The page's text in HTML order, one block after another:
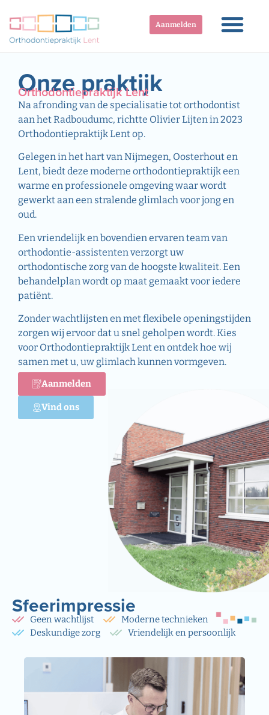
Aanmelden
Onze praktijk
Orthodontiepraktijk Lent
Na afronding van de specialisatie tot orthodontist
aan het Radboudumc, richtte Olivier Lijten in 2023
Orthodontiepraktijk Lent op.
Gelegen in het hart van Nijmegen, Oosterhout en
Lent, biedt deze moderne orthodontiepraktijk een
warme en professionele omgeving waar wordt
gewerkt aan een stralende glimlach voor jong en
oud.
Een vriendelijk en bovendien ervaren team van
orthodontie-assistenten verzorgt uw
orthodontische zorg van de hoogste kwaliteit. Een
behandelplan wordt op maat gemaakt voor iedere
patiënt.
Zonder wachtlijsten en met flexibele openingstijden
zorgen wij ervoor dat u snel geholpen wordt. Kies
voor Orthodontiepraktijk Lent en ontdek hoe wij
samen met u, uw glimlach kunnen vormgeven.
Aanmelden
Vind ons
Sfeerimpressie
Geen wachtlijst
Moderne technieken
Deskundige zorg
Vriendelijk en persoonlijk